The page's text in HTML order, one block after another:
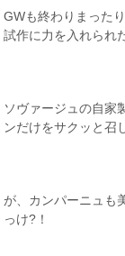
GWも終わりまった
試作に力を入れられ
ソヴァージュの自家
ンだけをサクッと召
が、カンパーニュも
っけ?！